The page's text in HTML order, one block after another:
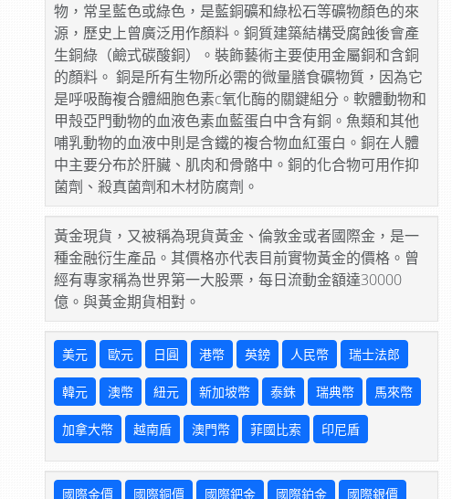
物，常呈藍色或綠色，是藍銅礦和綠松石等礦物顏色的來
源，歷史上曾廣泛用作顏料。銅質建築結構受腐蝕後會產
生銅綠（鹼式碳酸銅）。裝飾藝術主要使用金屬銅和含銅
的顏料。 銅是所有生物所必需的微量膳食礦物質，因為它
是呼吸酶複合體細胞色素c氧化酶的關鍵組分。軟體動物和
甲殼亞門動物的血液色素血藍蛋白中含有銅。魚類和其他
哺乳動物的血液中則是含鐵的複合物血紅蛋白。銅在人體
中主要分布於肝臟、肌肉和骨骼中。銅的化合物可用作抑
菌劑、殺真菌劑和木材防腐劑。
黃金現貨，又被稱為現貨黃金、倫敦金或者國際金，是一
種金融衍生產品。其價格亦代表目前實物黃金的價格。曾
經有專家稱為世界第一大股票，每日流動金額達30000
億。與黃金期貨相對。
美元 歐元 日圓 港幣 英鎊 人民幣 瑞士法郎
韓元 澳幣 紐元 新加坡幣 泰銖 瑞典幣 馬來幣
加拿大幣 越南盾 澳門幣 菲國比索 印尼盾
國際金價 國際銅價 國際鈀金 國際鉑金 國際銀價